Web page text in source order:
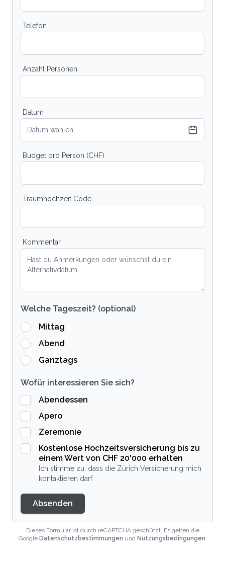
Telefon
Anzahl Personen
Datum
Datum wählen
Budget pro Person (CHF)
Traumhochzeit Code
Kommentar
Welche Tageszeit? (optional)
Mittag
Abend
Ganztags
Wofür interessieren Sie sich?
Abendessen
Apero
Zeremonie
Kostenlose Hochzeitsversicherung bis zu
einem Wert von CHF 20'000 erhalten
Ich stimme zu, dass die Zürich Versicherung mich
kontaktieren darf
Absenden
Dieses Formular ist durch reCAPTCHA geschützt. Es gelten die
Google Datenschutzbestimmungen und Nutzungsbedingungen.